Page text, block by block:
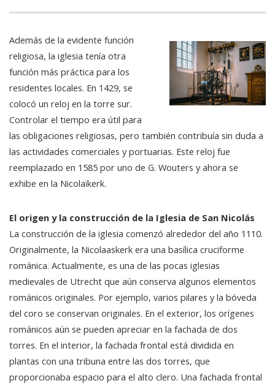
Además de la evidente función
religiosa, la iglesia tenía otra
función más práctica para los
residentes locales. En 1429, se
colocó un reloj en la torre sur.
Controlar el tiempo era útil para
las obligaciones religiosas, pero también contribuía sin duda a
las actividades comerciales y portuarias. Este reloj fue
reemplazado en 1585 por uno de G. Wouters y ahora se
exhibe en la Nicolaïkerk.
El origen y la construcción de la Iglesia de San Nicolás
La construcción de la iglesia comenzó alrededor del año 1110.
Originalmente, la Nicolaaskerk era una basílica cruciforme
románica. Actualmente, es una de las pocas iglesias
medievales de Utrecht que aún conserva algunos elementos
románicos originales. Por ejemplo, varios pilares y la bóveda
del coro se conservan originales. En el exterior, los orígenes
románicos aún se pueden apreciar en la fachada de dos
torres. En el interior, la fachada frontal está dividida en
plantas con una tribuna entre las dos torres, que
proporcionaba espacio para el alto clero. Una fachada frontal